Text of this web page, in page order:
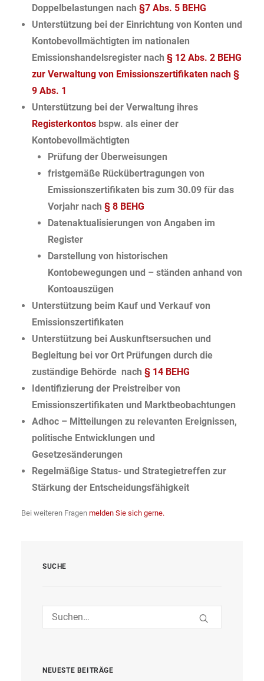
Doppelbelastungen nach §7 Abs. 5 BEHG
Unterstützung bei der Einrichtung von Konten und
Kontobevollmächtigten im nationalen
Emissionshandelsregister nach § 12 Abs. 2 BEHG
zur Verwaltung von Emissionszertifikaten nach §
9 Abs. 1
Unterstützung bei der Verwaltung ihres
Registerkontos bspw. als einer der
Kontobevollmächtigten
Prüfung der Überweisungen
fristgemäße Rückübertragungen von
Emissionszertifikaten bis zum 30.09 für das
Vorjahr nach § 8 BEHG
Datenaktualisierungen von Angaben im
Register
Darstellung von historischen
Kontobewegungen und – ständen anhand von
Kontoauszügen
Unterstützung beim Kauf und Verkauf von
Emissionszertifikaten
Unterstützung bei Auskunftsersuchen und
Begleitung bei vor Ort Prüfungen durch die
zuständige Behörde nach § 14 BEHG
Identifizierung der Preistreiber von
Emissionszertifikaten und Marktbeobachtungen
Adhoc – Mitteilungen zu relevanten Ereignissen,
politische Entwicklungen und
Gesetzesänderungen
Regelmäßige Status- und Strategietreffen zur
Stärkung der Entscheidungsfähigkeit
Bei weiteren Fragen melden Sie sich gerne.
SUCHE
NEUESTE BEITRÄGE